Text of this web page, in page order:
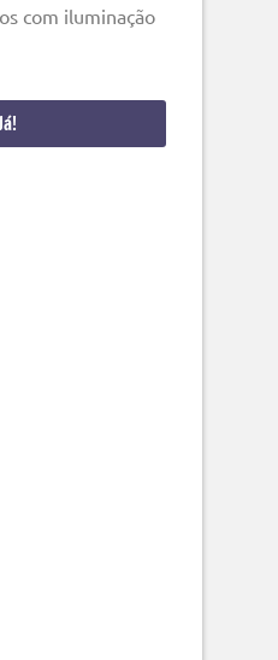
com iluminação